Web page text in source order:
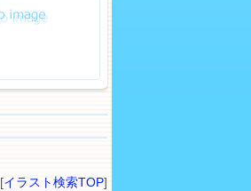
イラスト検索TOP]